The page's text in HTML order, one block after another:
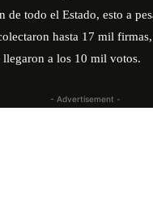
de todo el Estado, esto a
hasta 17 mil
llegaron a los 10 mil votos.
- Advertisement -